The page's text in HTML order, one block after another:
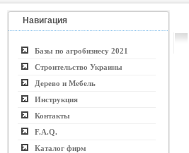
Навигация
Базы по агробизнесу 2021
Строительство Украины
Дерево и Мебель
Инструкция
Контакты
F.A.Q.
Каталог фирм